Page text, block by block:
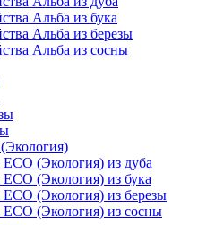
Альба из бука
Альба из березы
Альба из сосны
(Экология) из дуба
(Экология) из бука
(Экология) из березы
(Экология) из сосны